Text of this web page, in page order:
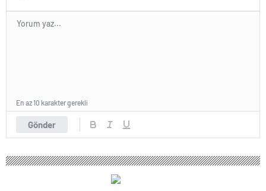
Gönder
En az 10 karakter gerekli